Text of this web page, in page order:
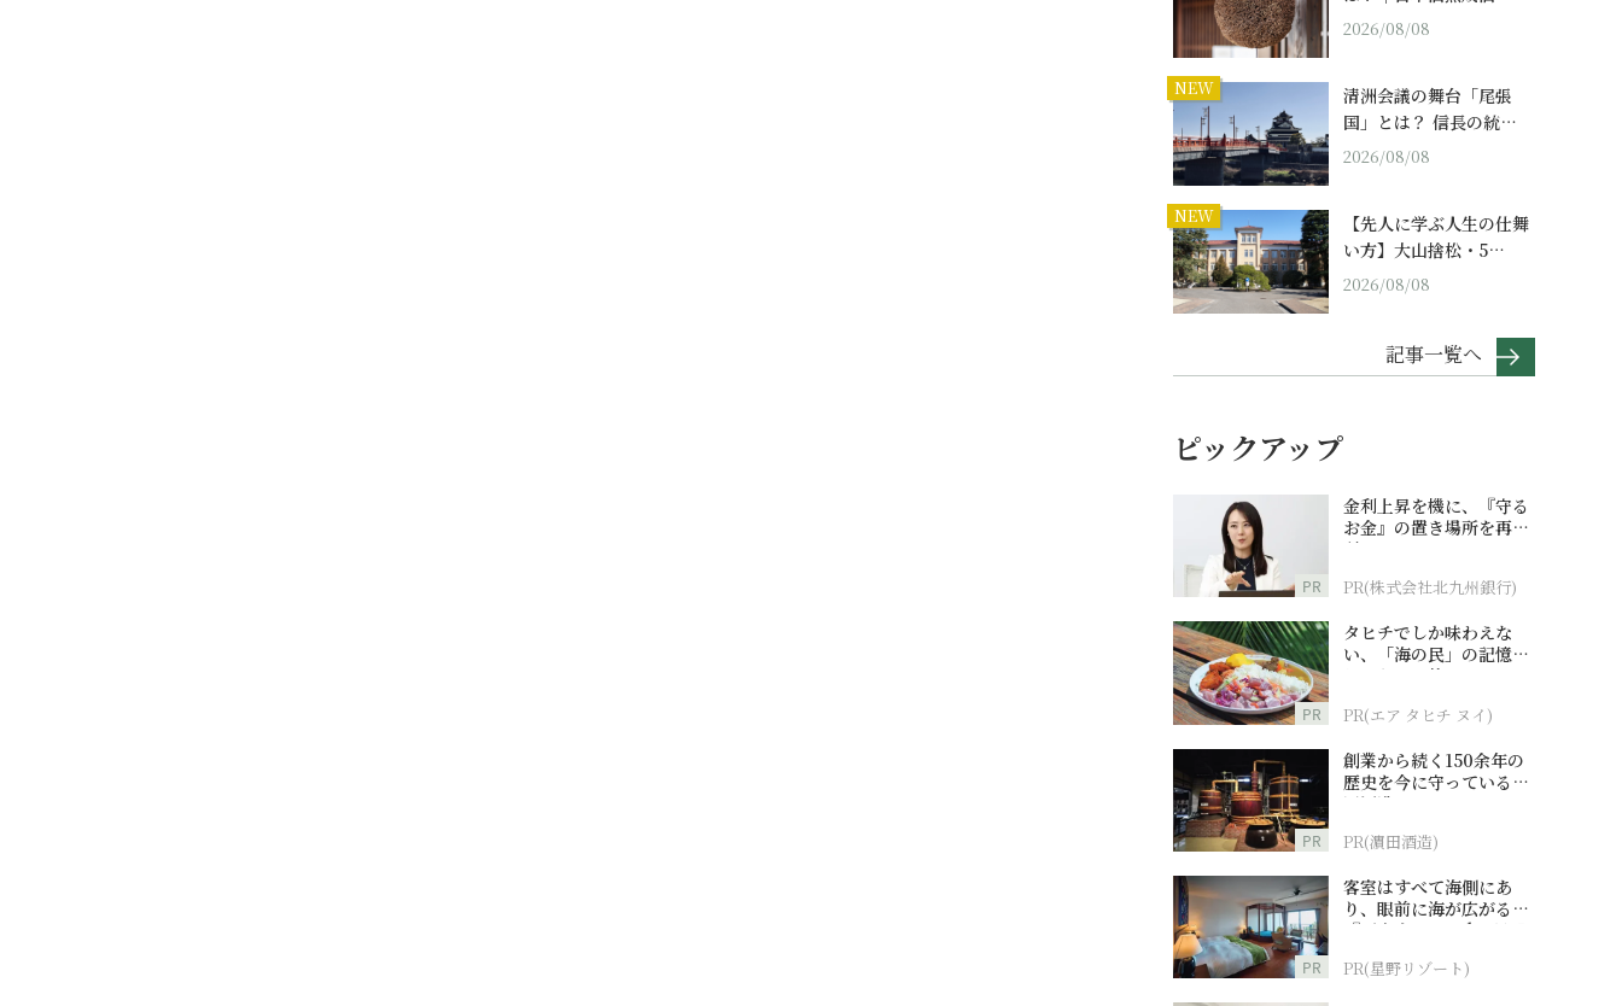
2026/08/08
NEW
清洲会議の舞台「尾張
国」とは？ 信長の統…
2026/08/08
NEW
【先人に学ぶ人生の仕舞
い方】大山捨松・5…
2026/08/08
記事一覧へ
ピックアップ
PR
金利上昇を機に、『守る
お金』の置き場所を再検
討
PR(株式会社北九州銀行)
PR
タヒチでしか味わえな
い、「海の民」の記憶へ
とつながる旅
PR(エア タヒチ ヌイ)
PR
創業から続く150余年の
歴史を今に守っている濵
田酒造
PR(濵田酒造)
PR
客室はすべて海側にあ
り、眼前に海が広がる
『西表島ホテル by 星野
PR(星野リゾート)